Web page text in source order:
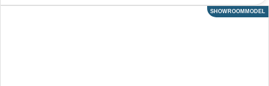
ACTIE
SHOWROOMMODEL